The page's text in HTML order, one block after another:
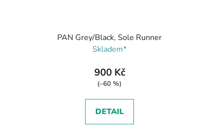
PAN Grey/Black, Sole Runner
Skladem*
900 Kč
(–60 %)
DETAIL